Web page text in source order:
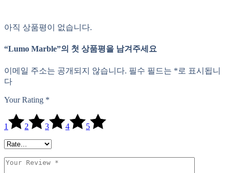
아직 상품평이 없습니다.
“Lumo Marble”의 첫 상품평을 남겨주세요
이메일 주소는 공개되지 않습니다. 필수 필드는 * 로 표시됩니
다
Your Rating *
1 2 3 4 5